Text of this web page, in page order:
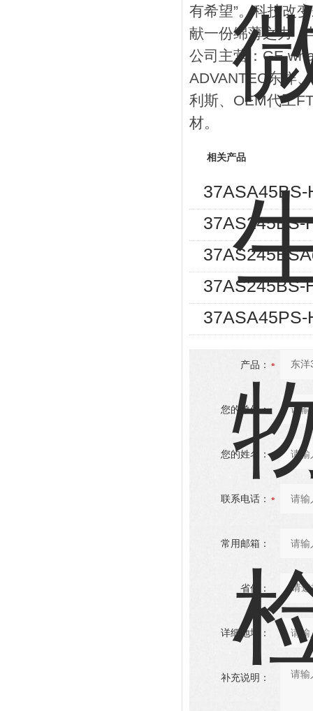
有希望”。科技改
献一份绵薄之力，
公司主营：GE
ADVANTEC东洋
利斯、OEM代工
材。
相关产品
37ASA45BS-
37AS245BS-
37AS245BS-
37ASA45PS-
产品：
您的单位：
您的姓名：
联系电话：
常用邮箱：
省份：
详细地址：
补充说明：